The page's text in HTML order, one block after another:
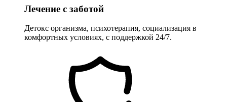
Лечение с заботой
Детокс организма, психотерапия, социализация в
комфортных условиях, с поддержкой 24/7.